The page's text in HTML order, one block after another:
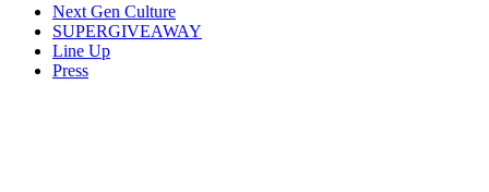
Next Gen Culture
SUPERGIVEAWAY
Line Up
Press